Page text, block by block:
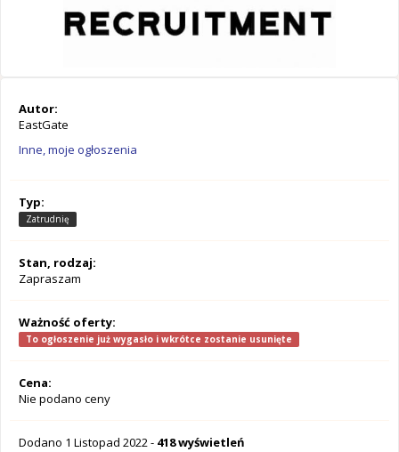
Autor:
EastGate
Inne, moje ogłoszenia
Typ:
Zatrudnię
Stan, rodzaj:
Zapraszam
Ważność oferty:
To ogłoszenie już wygasło i wkrótce zostanie usunięte
Cena:
Nie podano ceny
Dodano 1 Listopad 2022- 418 wyświetleń